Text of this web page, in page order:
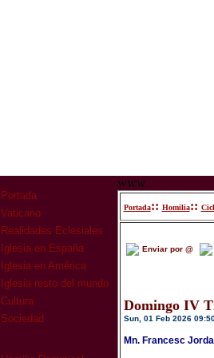
Portada
Vaticano
Realidades Eclesiales
Iglesia en España
Iglesia en América
Iglesia resto del mundo
Cultura
Sociedad
www
Portada:: Homilia::
Enviar por @
Domingo IV
Sun, 01 Feb 2026
Mn. Francesc